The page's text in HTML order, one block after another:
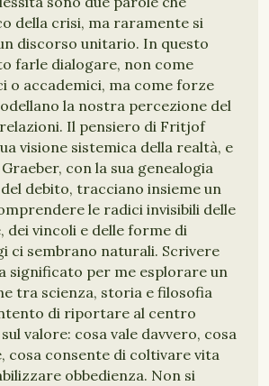
della crisi, ma raramente si
discorso unitario. In questo
farle dialogare, non come
o accademici, ma come forze
la nostra percezione del
Il pensiero di Fritjof
visione sistemica della realtà, e
con la sua genealogia
debito, tracciano insieme un
le radici invisibili delle
dei vincoli e delle forme di
ci sembrano naturali. Scrivere
significato per me esplorare un
tra scienza, storia e filosofia
di riportare al centro
valore: cosa vale davvero, cosa
cosa consente di coltivare vita
obbedienza. Non si